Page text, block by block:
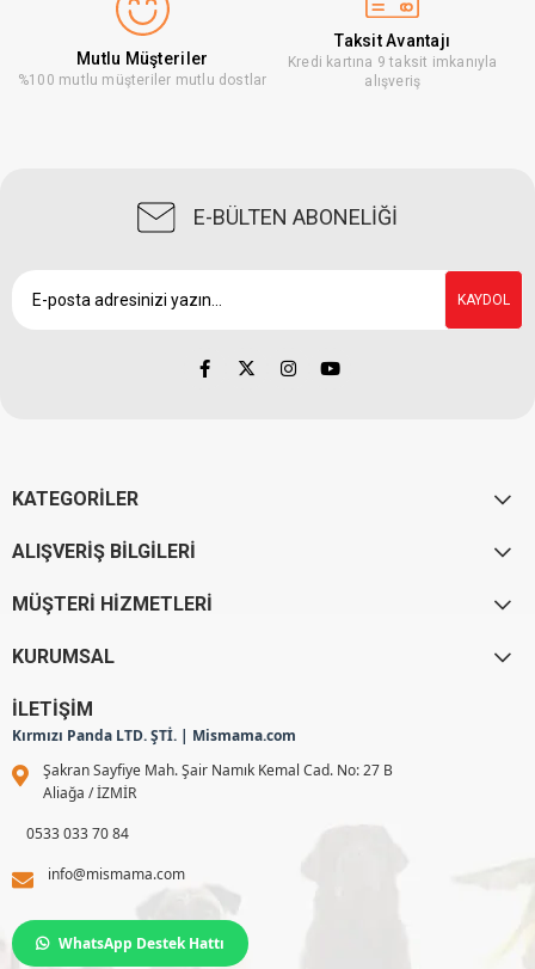
Mutlu Müşteriler
%100 mutlu müşteriler mutlu dostlar
Taksit Avantajı
Kredi kartına 9 taksit imkanıyla
alışveriş
E-BÜLTEN ABONELİĞİ
KAYDOL
KATEGORİLER
ALIŞVERİŞ BİLGİLERİ
MÜŞTERİ HİZMETLERİ
KURUMSAL
İLETİŞİM
Kırmızı Panda LTD. ŞTİ. | Mismama.com
Şakran Sayfiye Mah. Şair Namık Kemal Cad. No: 27 B
Aliağa / İZMİR
0533 033 70 84
info@mismama.com
WhatsApp Destek Hattı